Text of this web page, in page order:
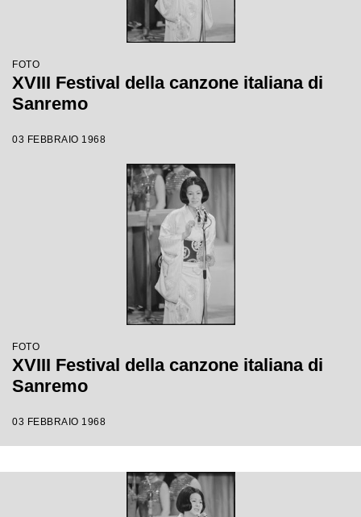
FOTO
XVIII Festival della canzone italiana di
Sanremo
03 FEBBRAIO 1968
FOTO
XVIII Festival della canzone italiana di
Sanremo
03 FEBBRAIO 1968